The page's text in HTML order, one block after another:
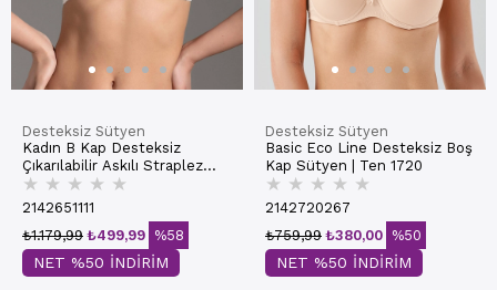
Desteksiz Sütyen
Kadın B Kap Desteksiz
Çıkarılabilir Askılı Straplez
Basic Sütyen | Ekru 7050
★ ★ ★ ★ ★
2142651111
₺499,99
₺1.179,99 %58
NET %50 İNDİRİM
Desteksiz Sütyen
Basic Eco Line Desteksiz Boş
Kap Sütyen | Ten 1720
★ ★ ★ ★ ★
2142720267
₺380,00
₺759,99 %50
NET %50 İNDİRİM